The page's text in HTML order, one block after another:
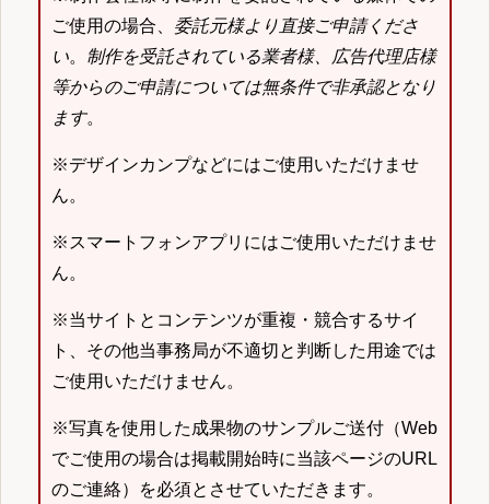
ご使用の場合、 委託元様より直接ご申請くださ
い。 制作を受託されている業者様、広告代理店様
等からのご申請については無条件で非承認となり
ます。
※デザインカンプなどにはご使用いただけませ
ん。
※スマートフォンアプリにはご使用いただけませ
ん。
※当サイトとコンテンツが重複・競合するサイ
ト、その他当事務局が不適切と判断した用途では
ご使用いただけません。
※写真を使用した成果物のサンプルご送付（Web
でご使用の場合は掲載開始時に当該ページのURL
のご連絡）を必須とさせていただきます。